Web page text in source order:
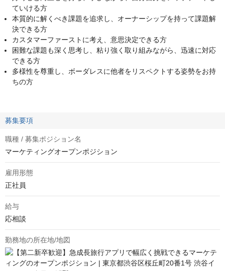
ていける方
本質的に解くべき課題を追求し、オーナーシップを持って課題解
決できる方
カスタマーファーストに考え、意思決定できる方
困難な課題も深く思考し、粘り強く取り組みながら、迅速に対応
できる方
多様性を尊重し、ボーダレスに他者をリスペクトする姿勢をお持
ちの方
募集要項
職種 / 募集ポジション名
マーケティングオープンポジション
雇用形態
正社員
給与
応相談
勤務地の所在地/地図